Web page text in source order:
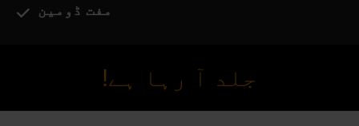
مفت ڈومین
جلد آ رہا ہے!